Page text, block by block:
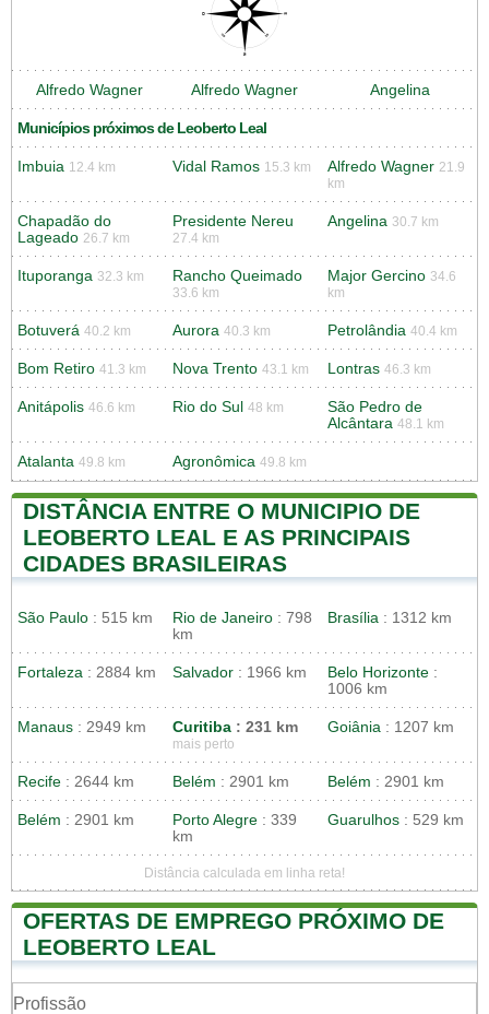
Alfredo Wagner Alfredo Wagner Angelina
Municípios próximos de Leoberto Leal
Imbuia 12.4 km Vidal Ramos 15.3 km Alfredo Wagner 21.9
km
Chapadão do
Lageado 26.7 km
Presidente Nereu
27.4 km
Angelina 30.7 km
Ituporanga 32.3 km Rancho Queimado
33.6 km
Major Gercino 34.6
km
Botuverá 40.2 km Aurora 40.3 km Petrolândia 40.4 km
Bom Retiro 41.3 km Nova Trento 43.1 km Lontras 46.3 km
Anitápolis 46.6 km Rio do Sul 48 km
São Pedro de
Alcântara 48.1 km
Atalanta 49.8 km Agronômica 49.8 km
DISTÂNCIA ENTRE O MUNICIPIO DE
LEOBERTO LEAL E AS PRINCIPAIS
CIDADES BRASILEIRAS
São Paulo : 515 km Rio de Janeiro : 798
km
Brasília : 1312 km
Fortaleza : 2884 km Salvador : 1966 km Belo Horizonte :
1006 km
Manaus : 2949 km Curitiba : 231 km
mais perto
Goiânia : 1207 km
Recife : 2644 km Belém : 2901 km Belém : 2901 km
Belém : 2901 km Porto Alegre : 339
km
Guarulhos : 529 km
Distância calculada em linha reta!
OFERTAS DE EMPREGO PRÓXIMO DE
LEOBERTO LEAL
Profissão